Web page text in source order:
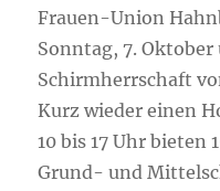
Frauen-Union
Sonntag, 7.
Schirmherrschaft
Kurz wieder einen
10 bis 17 Uhr bieten
Grund- und